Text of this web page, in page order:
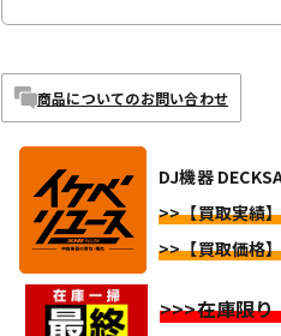
商品についてのお問い合わせ
DJ機器
>>【買取実績
>>【買取価格
>>>在庫限り